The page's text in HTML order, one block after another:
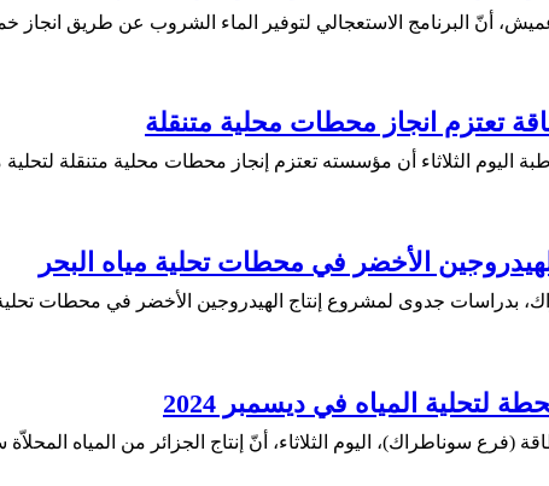
أنّ البرنامج الاستعجالي لتوفير الماء الشروب عن طريق
تعتزم انجاز محطات محلية متنقلة
اليوم الثلاثاء أن مؤسسته تعتزم إنجاز محطات محلية متنقلة
الأخضر في محطات تحلية مياه البحر
بدراسات جدوى لمشروع إنتاج الهيدروجين الأخضر في محطات
أنّ إنتاج الجزائر من المياه المحلاّة سيبلغ 3.6 ملايين م3 يومياً، فور تشغيل خمس محطات جديدة في